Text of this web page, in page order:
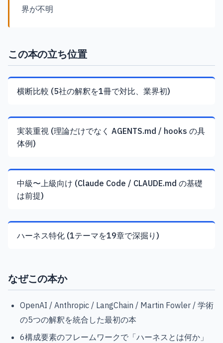
界が不明
この本の立ち位置
横断比較 (5社の解釈を1冊で対比、業界初)
実装重視 (理論だけでなく AGENTS.md / hooks の具
体例)
中級〜上級向け (Claude Code / CLAUDE.md の基礎
は前提)
ハーネス特化 (1テーマを19章で深掘り)
なぜこの本か
OpenAI / Anthropic / LangChain / Martin Fowler / 学術
の5つの解釈を統合した最初の本
6構成要素のフレームワークで「ハーネスとは何か」